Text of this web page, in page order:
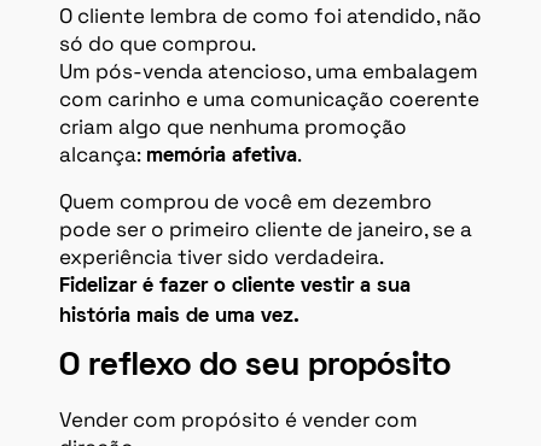
O cliente lembra de como foi atendido, não
só do que comprou.
Um pós-venda atencioso, uma embalagem
com carinho e uma comunicação coerente
criam algo que nenhuma promoção
alcança: memória afetiva.
Quem comprou de você em dezembro
pode ser o primeiro cliente de janeiro, se a
experiência tiver sido verdadeira.
Fidelizar é fazer o cliente vestir a sua
história mais de uma vez.
O reflexo do seu propósito
Vender com propósito é vender com